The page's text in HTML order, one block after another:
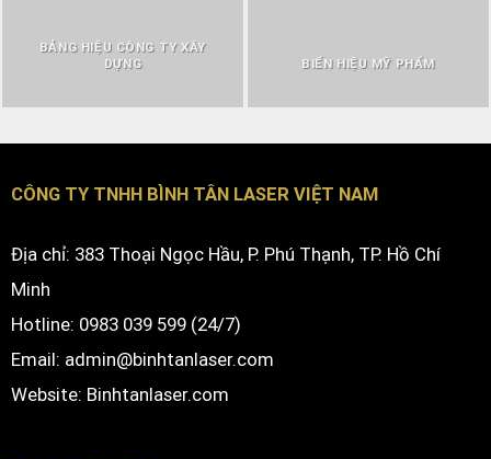
BẢNG HIỆU CÔNG TY XÂY
DỰNG
BIỂN HIỆU MỸ PHẨM
CÔNG TY TNHH BÌNH TÂN LASER VIỆT NAM
Địa chỉ: 383 Thoại Ngọc Hầu, P. Phú Thạnh, TP. Hồ Chí
Minh
Hotline: 0983 039 599 (24/7)
Email: admin@binhtanlaser.com
Website: Binhtanlaser.com